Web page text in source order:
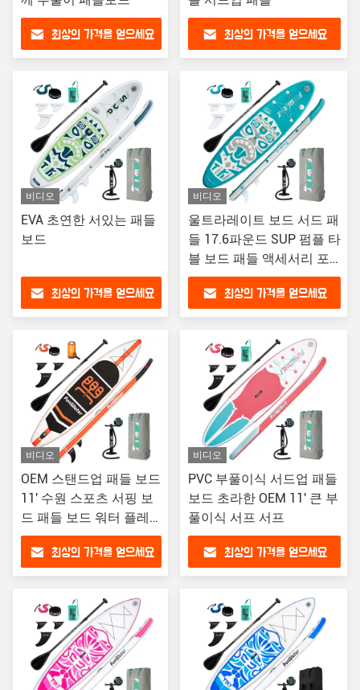
최상의 가격을 얻으세요 최상의 가격을 얻으세요
비디오
EVA 초연한 서있는 패들
보드
최상의 가격을 얻으세요
비디오
울트라레이트 보드 서드 패
들 17.6파운드 SUP 펌플 타
블 보드 패들 액세서리 포
함
최상의 가격을 얻으세요
비디오
OEM 스탠드업 패들 보드
11' 수원 스포츠 서핑 보
드 패들 보드 워터 플레
이 서핑
최상의 가격을 얻으세요
비디오
PVC 부풀이식 서드업 패들
보드 초라한 OEM 11' 큰 부
풀이식 서프 서프
최상의 가격을 얻으세요